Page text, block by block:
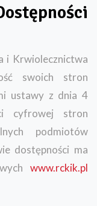
i Krwiolecznictwa
swoich stron
ustawy z dnia 4
cyfrowej stron
podmiotów
dostępności ma
www.rckik.pl